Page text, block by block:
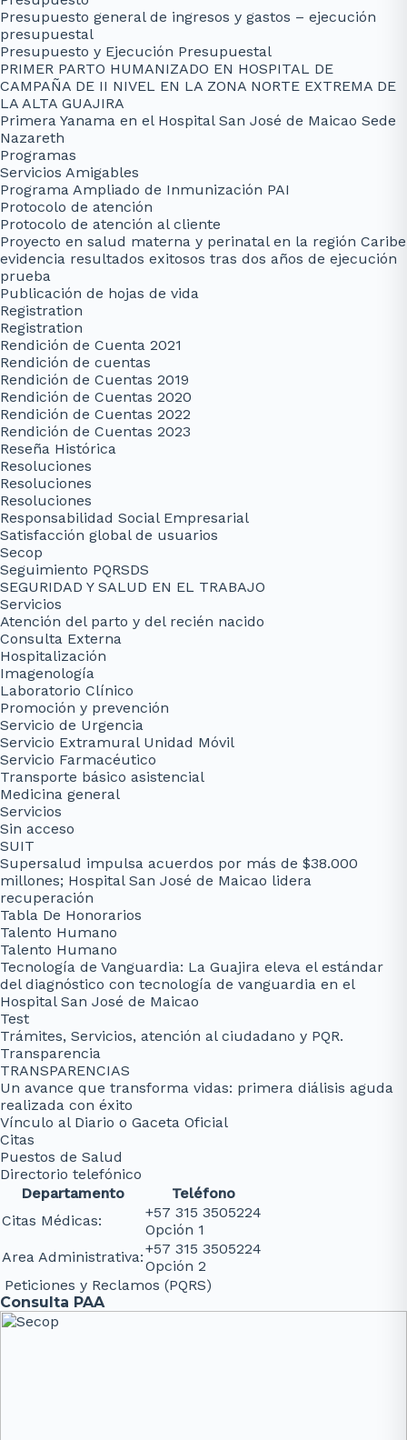
Presupuesto general de ingresos y gastos – ejecución
presupuestal
Presupuesto y Ejecución Presupuestal
PRIMER PARTO HUMANIZADO EN HOSPITAL DE
CAMPAÑA DE II NIVEL EN LA ZONA NORTE EXTREMA DE
LA ALTA GUAJIRA
Primera Yanama en el Hospital San José de Maicao Sede
Nazareth
Programas
Servicios Amigables
Programa Ampliado de Inmunización PAI
Protocolo de atención
Protocolo de atención al cliente
Proyecto en salud materna y perinatal en la región Caribe
evidencia resultados exitosos tras dos años de ejecución
prueba
Publicación de hojas de vida
Registration
Registration
Rendición de Cuenta 2021
Rendición de cuentas
Rendición de Cuentas 2019
Rendición de Cuentas 2020
Rendición de Cuentas 2022
Rendición de Cuentas 2023
Reseña Histórica
Resoluciones
Resoluciones
Resoluciones
Responsabilidad Social Empresarial
Satisfacción global de usuarios
Secop
Seguimiento PQRSDS
SEGURIDAD Y SALUD EN EL TRABAJO
Servicios
Atención del parto y del recién nacido
Consulta Externa
Hospitalización
Imagenología
Laboratorio Clínico
Promoción y prevención
Servicio de Urgencia
Servicio Extramural Unidad Móvil
Servicio Farmacéutico
Transporte básico asistencial
Medicina general
Servicios
Sin acceso
SUIT
Supersalud impulsa acuerdos por más de $38.000
millones; Hospital San José de Maicao lidera
recuperación
Tabla De Honorarios
Talento Humano
Talento Humano
Tecnología de Vanguardia: La Guajira eleva el estándar
del diagnóstico con tecnología de vanguardia en el
Hospital San José de Maicao
Test
Trámites, Servicios, atención al ciudadano y PQR.
Transparencia
TRANSPARENCIAS
Un avance que transforma vidas: primera diálisis aguda
realizada con éxito
Vínculo al Diario o Gaceta Oficial
Citas
Puestos de Salud
Directorio telefónico
Departamento
Teléfono
Citas Médicas:
+57 315 3505224
Opción 1
Area Administrativa:+57 315 3505224
Opción 2
Peticiones y Reclamos (PQRS)
Consulta PAA